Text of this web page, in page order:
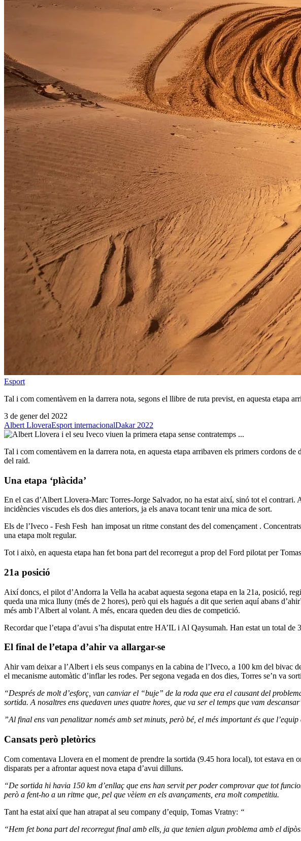
Esport
Tal i com comentàvem en la darrera nota, segons el llibre de ruta previst, en aquesta etapa
3 de gener del 2022
Albert LloveraEsport internacionalDakar 2022
Tal i com comentàvem en la darrera nota, en aquesta etapa arribaven els primers cordons
del raid.
Una etapa ‘plàcida’
En el cas d’Albert Llovera-Marc Torres-Jorge Salvador, no ha estat així, sinó tot el contrari.
incidències viscudes els dos dies anteriors, ja els anava tocant tenir una mica de sort.
Els de l’Iveco - Fesh Fesh han imposat un ritme constant des del començament .
una etapa molt regular.
Tot i això, en aquesta etapa han fet bona part del recorregut a prop del Ford pilotat per
21a posició
Així doncs, el pilot d’Andorra la Vella ha acabat aquesta segona etapa en la 21a, posició,
queda una mica lluny (més de 2 hores), però qui els hagués a dit que serien aquí abans
més amb l’Albert al volant. A més, encara queden deu dies de competició.
Recordar que l’etapa d’avui s’ha disputat entre HA’IL i Al Qaysumah. Han estat un total de
El final de l’etapa d’ahir va allargar-se
Ahir vam deixar a l’Albert i els seus companys en la cabina de l’Iveco, a 100 km del bivac
el mecanisme automàtic d’inflar les rodes. Per segona vegada en dos dies, Torres se’n va
“Després de molt d’esforç, van canviar el “buje” de la roda que era el causant del
sortida. A nosaltres ens quedaven unes quatre hores, que va ser el temps que vam
”Al final ens van penalitzar només amb set minuts, però bé, el més important és que
Cansats però pletòrics
Com comentava Llovera en el moment de prendre la sortida (9.45 hora local), tot estava
disparats per a afrontar aquest nova etapa d’avui dilluns.
“De sortida hi havia 150 km d’enllaç que ens han servit per poder comprovar que tot
però a fent-ho a un ritme que, pel que vèiem en els avançaments, era molt competitiu.
Tant ha estat així que han atrapat al seu company d’equip, Tomas Vratny: “
“Hem fet bona part del recorregut final amb ells, ja que tenien algun problema amb el